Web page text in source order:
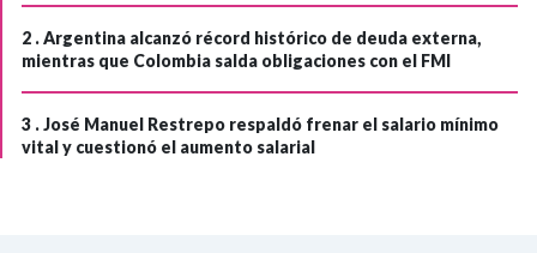
2 .Argentina alcanzó récord histórico de deuda externa,
mientras que Colombia salda obligaciones con el FMI
3 .José Manuel Restrepo respaldó frenar el salario mínimo
vital y cuestionó el aumento salarial